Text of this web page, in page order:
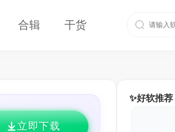
合辑 干货
立即下载
✨好软推荐